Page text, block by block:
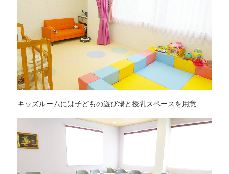
キッズルームには子どもの遊び場と授乳スペースを用意